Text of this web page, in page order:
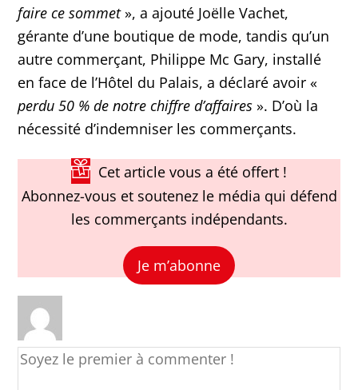
faire ce sommet», a ajouté Joëlle Vachet,
gérante d’une boutique de mode, tandis qu’un
autre commerçant, Philippe Mc Gary, installé
en face de l’Hôtel du Palais, a déclaré avoir «
perdu 50 % de notre chiffre d’affaires ». D’où la
nécessité d’indemniser les commerçants.
Cet article vous a été offert !
Abonnez-vous et soutenez le média qui défend
les commerçants indépendants.
Je m’abonne